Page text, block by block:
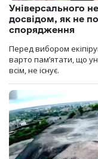
Універсального
досвідом, як не
спорядження
Перед вибором
варто пам’ятати, що
всім, не існує.